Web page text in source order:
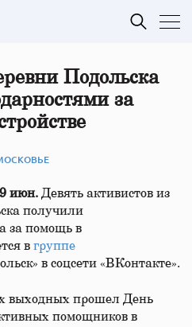
Подольска
за
июн. Девять активистов из
получили
за помощь в
в группе
в соцсети «ВКонтакте».
выходных прошел День
помощников в